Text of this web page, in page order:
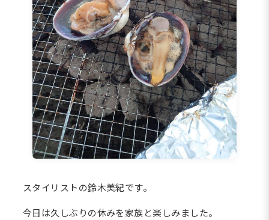
スタイリストの鈴木美紀です。
今日は久しぶりの休みを家族と楽しみました。